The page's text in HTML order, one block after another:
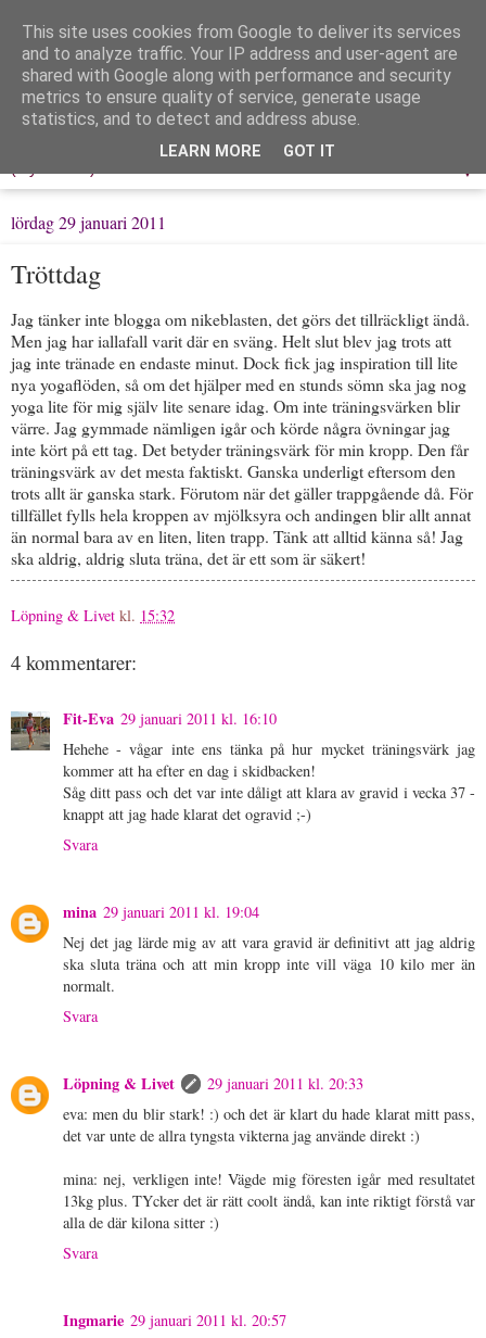
Löpning & Livet
Mitt liv, mina tankar & min träning
▼
lördag 29 januari 2011
Tröttdag
Jag tänker inte blogga om nikeblasten, det görs det tillräckligt ändå.
Men jag har iallafall varit där en sväng. Helt slut blev jag trots att
jag inte tränade en endaste minut. Dock fick jag inspiration till lite
nya yogaflöden, så om det hjälper med en stunds sömn ska jag nog
yoga lite för mig själv lite senare idag. Om inte träningsvärken blir
värre. Jag gymmade nämligen igår och körde några övningar jag
inte kört på ett tag. Det betyder träningsvärk för min kropp. Den får
träningsvärk av det mesta faktiskt. Ganska underligt eftersom den
trots allt är ganska stark. Förutom när det gäller trappgående då. För
tillfället fylls hela kroppen av mjölksyra och andingen blir allt annat
än normal bara av en liten, liten trapp. Tänk att alltid känna så! Jag
ska aldrig, aldrig sluta träna, det är ett som är säkert!
Löpning & Livet kl. 15:32
4 kommentarer:
Fit-Eva 29 januari 2011 kl. 16:10
Hehehe - vågar inte ens tänka på hur mycket träningsvärk jag
kommer att ha efter en dag i skidbacken!
Såg ditt pass och det var inte dåligt att klara av gravid i vecka 37 -
knappt att jag hade klarat det ogravid ;-)
Svara
mina 29 januari 2011 kl. 19:04
Nej det jag lärde mig av att vara gravid är definitivt att jag aldrig
ska sluta träna och att min kropp inte vill väga 10 kilo mer än
normalt.
Svara
Löpning & Livet
29 januari 2011 kl. 20:33
eva: men du blir stark! :) och det är klart du hade klarat mitt pass,
det var unte de allra tyngsta vikterna jag använde direkt :)
mina: nej, verkligen inte! Vägde mig föresten igår med resultatet
13kg plus. TYcker det är rätt coolt ändå, kan inte riktigt förstå var
alla de där kilona sitter :)
Svara
Ingmarie 29 januari 2011 kl. 20:57
This site uses cookies from Google to deliver its services
and to analyze traffic. Your IP address and user-agent are
shared with Google along with performance and security
metrics to ensure quality of service, generate usage
statistics, and to detect and address abuse.
LEARN MORE GOT IT